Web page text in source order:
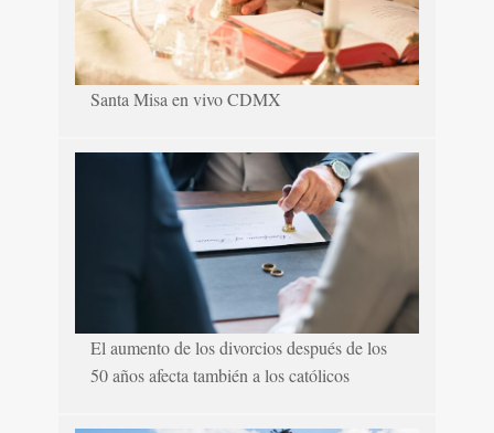
Santa Misa en vivo CDMX
El aumento de los divorcios después de los
50 años afecta también a los católicos